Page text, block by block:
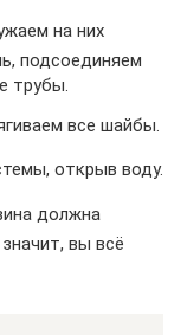
на них
подсоединяем
трубы.
все шайбы.
открыв воду.
должна
вы всё